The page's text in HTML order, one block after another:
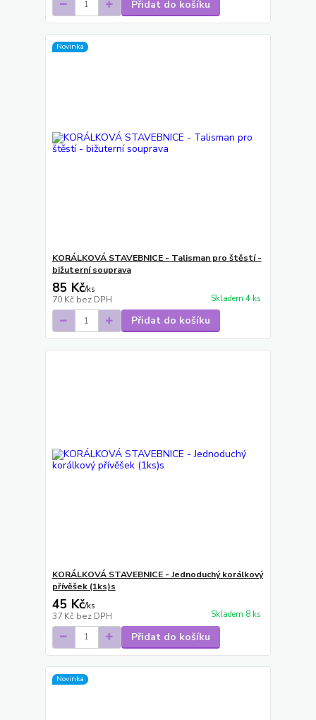
Přidat do košíku
Novinka
KORÁLKOVÁ STAVEBNICE - Talisman pro štěstí -
bižuterní souprava
85 Kč/ks
70 Kč bez DPH Skladem 4 ks
Přidat do košíku
KORÁLKOVÁ STAVEBNICE - Jednoduchý korálkový
přívěšek (1ks)s
45 Kč/ks
37 Kč bez DPH Skladem 8 ks
Přidat do košíku
Novinka